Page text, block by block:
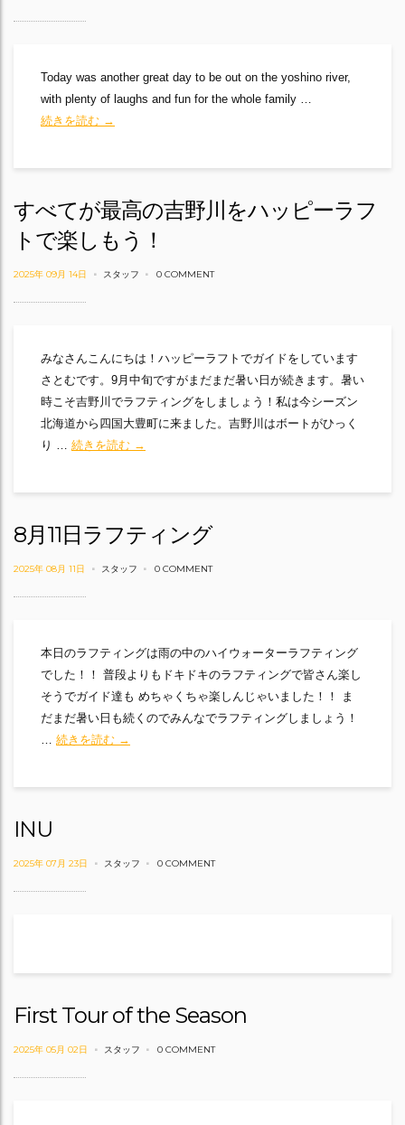
Today was another great day to be out on the yoshino river,
with plenty of laughs and fun for the whole family …
続きを読む Beautiful Day Rafting The Yoshino
→
すべてが最高の吉野川をハッピーラフ
トで楽しもう！
2025年 09月 14日 スタッフ 0 COMMENT
みなさんこんにちは！ハッピーラフトでガイドをしています
さとむです。9月中旬ですがまだまだ暑い日が続きます。暑い
時こそ吉野川でラフティングをしましょう！私は今シーズン
北海道から四国大豊町に来ました。吉野川はボートがひっく
り … 続きを読む すべてが最高の吉野川をハッピーラフトで楽しも
→
8月11日ラフティング
2025年 08月 11日 スタッフ 0 COMMENT
本日のラフティングは雨の中のハイウォーターラフティング
でした！！ 普段よりもドキドキのラフティングで皆さん楽し
そうでガイド達も めちゃくちゃ楽しんじゃいました！！ ま
だまだ暑い日も続くのでみんなでラフティングしましょう！
… 続きを読む 8月11日ラフティング
→
INU
2025年 07月 23日 スタッフ 0 COMMENT
First Tour of the Season
2025年 05月 02日 スタッフ 0 COMMENT